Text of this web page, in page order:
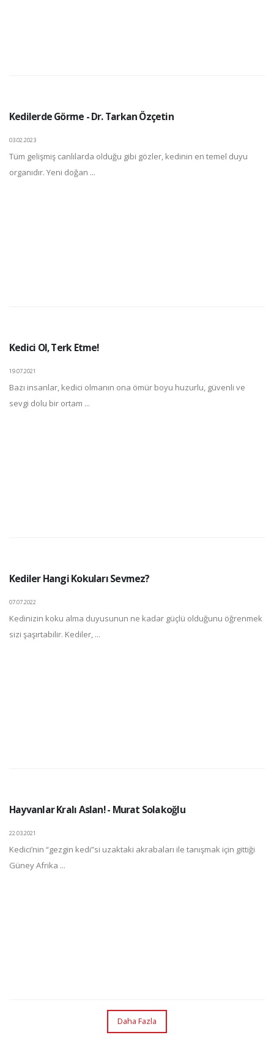
Kedilerde Görme - Dr. Tarkan Özçetin
03.02.2023
Tüm gelişmiş canlılarda olduğu gibi gözler, kedinin en temel duyu
organıdır. Yeni doğan ...
Kedici Ol, Terk Etme!
19.07.2021
Bazı insanlar, kedici olmanın ona ömür boyu huzurlu, güvenli ve
sevgi dolu bir ortam ...
Kediler Hangi Kokuları Sevmez?
07.07.2022
Kedinizin koku alma duyusunun ne kadar güçlü olduğunu öğrenmek
sizi şaşırtabilir. Kediler, ...
Hayvanlar Kralı Aslan! - Murat Solakoğlu
22.03.2021
Kedici’nin “gezgin kedi”si uzaktaki akrabaları ile tanışmak için gittiği
Güney Afrika ...
Daha Fazla